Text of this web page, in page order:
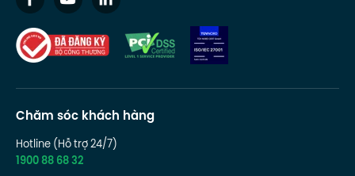
Chăm sóc khách hàng
Hotline (Hỗ trợ 24/7)
1900 88 68 32